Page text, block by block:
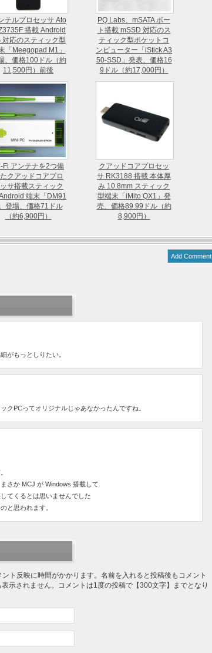
テルプロセッサ Ato
搭載 Android
対応のスティック型
「Meegopad M1」
、価格100ドル（約
11,500円）前後
PQ Labs、mSATA ポー
ト搭載 mSSD 対応のス
ティック型ポケットコ
ンピューター「iStick A3
50-SSD」発表、価格16
9ドル（約17,000円）
Fi アンテナを2つ備
クアッドコアプロ
サ搭載スティック
端末「DM91
登場、価格71ドル
（約6,900円）
クアッドコアプロセッ
サ RK3188 搭載 本体厚
み 10.8mm スティック
型端末「iMito QX1」発
売、価格89.99ドル（約
8,900円）
Add Comment
がもっとしりたい。
クPCってオリジナルじゃあなかったんですね。
さか MCJ が Windows 搭載して
てくるとは思いませんでした
と思われます。
ト反映に時間がかかります。名前を入れると投稿後もコメント
示されません。コメントは1度の投稿で【300文字】までとなり